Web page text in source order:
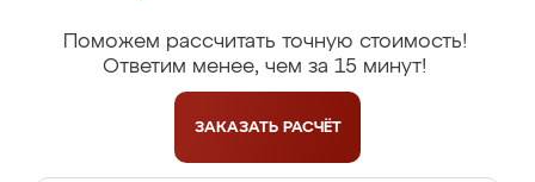
Поможем рассчитать точную стоимость!
Ответим менее, чем за 15 минут!
ЗАКАЗАТЬ РАСЧЁТ